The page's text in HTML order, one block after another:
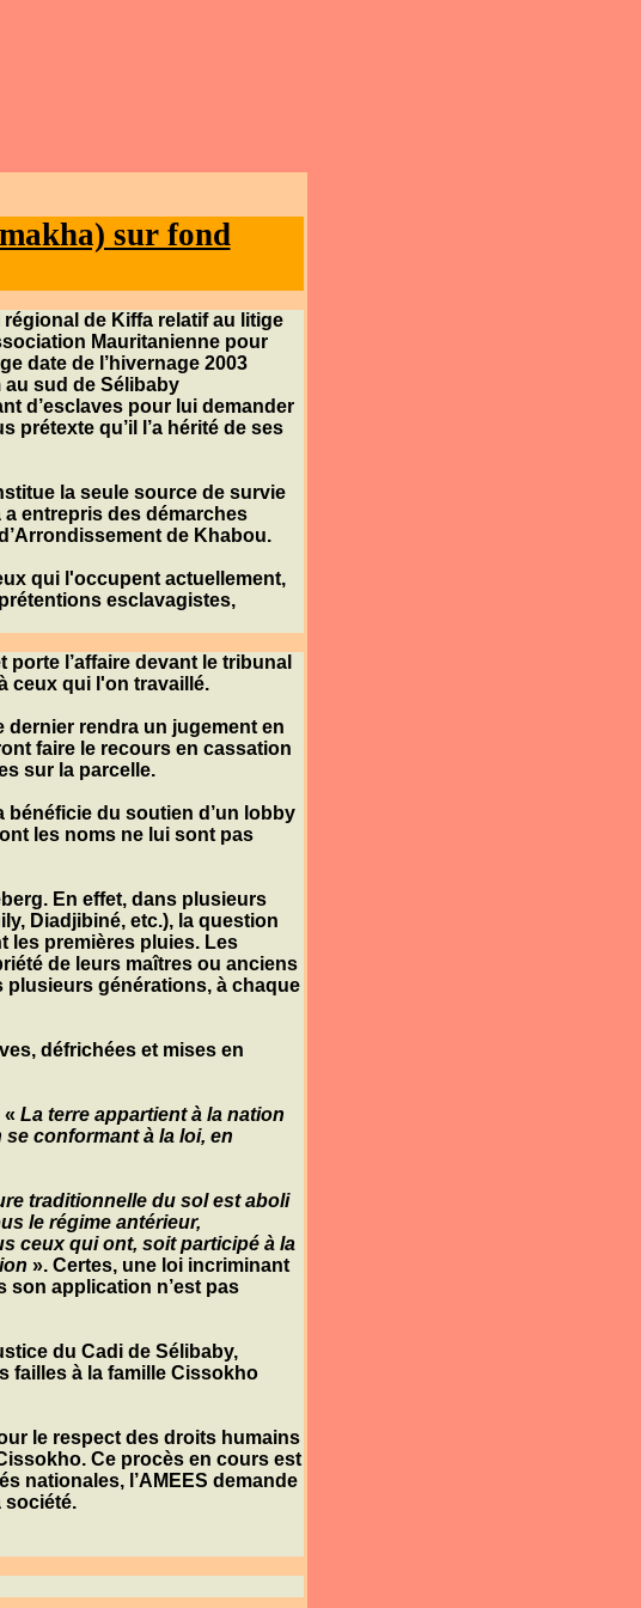
sur fond
régional de Kiffa relatif au litige
Mauritanienne pour
date de l’hivernage 2003
au sud de Sélibaby
d’esclaves pour lui demander
prétexte qu’il l’a hérité de ses
la seule source de survie
a entrepris des démarches
de Khabou.
qui l'occupent actuellement,
esclavagistes,
porte l’affaire devant le tribunal
ceux qui l'on travaillé.
dernier rendra un jugement en
faire le recours en cassation
sur la parcelle.
bénéficie du soutien d’un lobby
les noms ne lui sont pas
En effet, dans plusieurs
Diadjibiné, etc.), la question
les premières pluies. Les
de leurs maîtres ou anciens
plusieurs générations, à chaque
défrichées et mises en
« La terre appartient à la nation
conformant à la loi, en
traditionnelle du sol est aboli
le régime antérieur,
ceux qui ont, soit participé à la
». Certes, une loi incriminant
son application n’est pas
du Cadi de Sélibaby,
failles à la famille Cissokho
le respect des droits humains
. Ce procès en cours est
nationales, l’AMEES demande
société.